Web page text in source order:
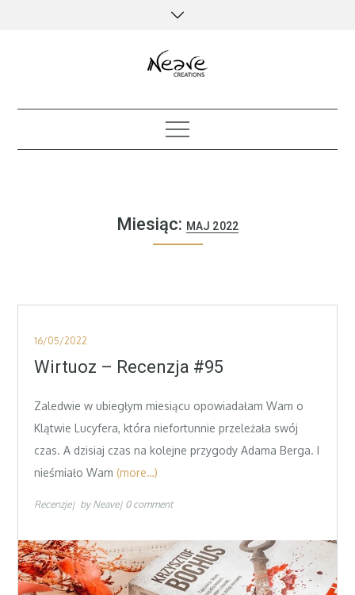
Miesiąc: MAJ 2022
Posted
on
16/05/2022
Wirtuoz – Recenzja #95
Zaledwie w ubiegłym miesiącu opowiadałam Wam o
Klątwie Lucyfera, która niefortunnie przeleżała swój
czas. A dzisiaj czas na kolejne przygody Adama Berga. I
nieśmiało Wam (more…)
Recenzje by Neave 0 comment